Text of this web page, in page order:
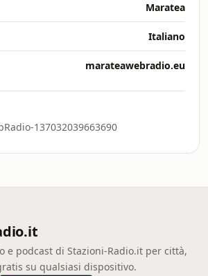
Maratea
Italiano
marateawebradio.eu
137032039663690
e podcast di Stazioni-Radio.it per città,
su qualsiasi dispositivo.